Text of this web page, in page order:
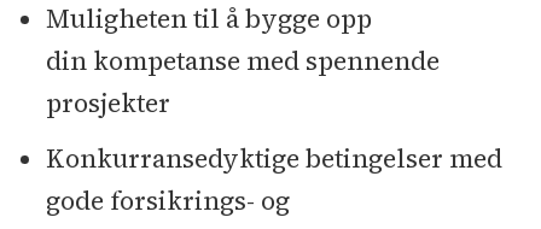
Muligheten til å bygge opp
din kompetanse med spennende
prosjekter
Konkurransedyktige betingelser med
gode forsikrings- og